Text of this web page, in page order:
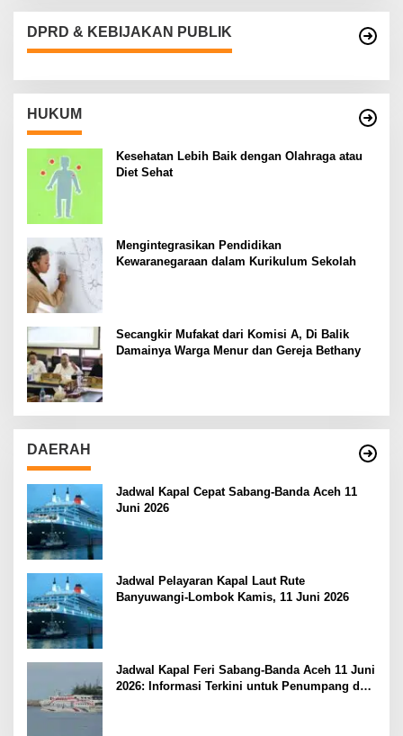
DPRD & KEBIJAKAN PUBLIK
HUKUM
Kesehatan Lebih Baik dengan Olahraga atau
Diet Sehat
Mengintegrasikan Pendidikan
Kewaranegaraan dalam Kurikulum Sekolah
Secangkir Mufakat dari Komisi A, Di Balik
Damainya Warga Menur dan Gereja Bethany
DAERAH
Jadwal Kapal Cepat Sabang-Banda Aceh 11
Juni 2026
Jadwal Pelayaran Kapal Laut Rute
Banyuwangi-Lombok Kamis, 11 Juni 2026
Jadwal Kapal Feri Sabang-Banda Aceh 11 Juni
2026: Informasi Terkini untuk Penumpang dan